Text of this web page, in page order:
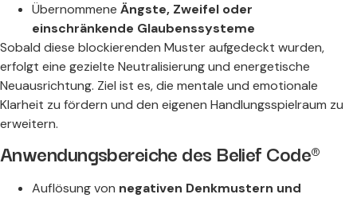
Übernommene Ängste, Zweifel oder
einschränkende Glaubenssysteme
Sobald diese blockierenden Muster aufgedeckt wurden,
erfolgt eine gezielte Neutralisierung und energetische
Neuausrichtung. Ziel ist es, die mentale und emotionale
Klarheit zu fördern und den eigenen Handlungsspielraum zu
erweitern.
Anwendungsbereiche des Belief Code®
Auflösung von negativen Denkmustern und